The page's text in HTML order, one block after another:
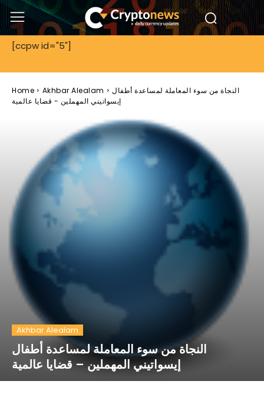
[ccpw id="5"]
Home Akhbar Alealam
النجاة من سوء المعاملة لمساعدة أطفال
إيسواتيني المهملين - قضايا عالمية
Akhbar Alealam
النجاة من سوء المعاملة لمساعدة أطفال
إيسواتيني المهملين – قضايا عالمية